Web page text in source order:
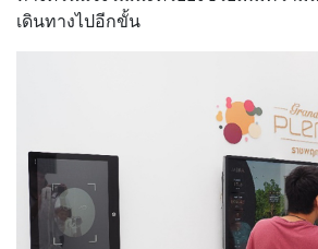
เดินทางไปอีกขั้น